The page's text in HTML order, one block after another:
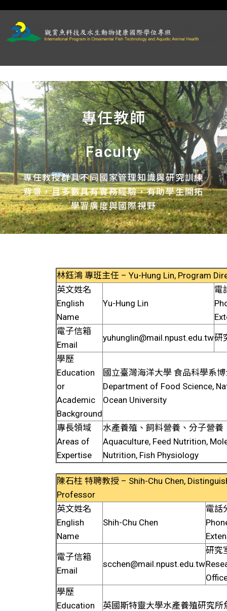
專任教師
Faculty
專任教授群具不同國家管理知識與研究訓練
背景，且多數具有實務經驗，有助學生開拓
學習廣度與國際視野
林鈺鴻 專班主任 – Yu-Hung Lin, Program
英文姓名
English
Name
Yu-Hung Lin
電
電子信箱
Email
yuhunglin@mail.npust.edu.tw研
學歷
Education
or
Academic
Background
國立臺灣海洋大學 食品科學系博
Department of Food Science,
Ocean University
專長領域
Areas of
Expertise
水產養殖、飼料營養、分子營養
Aquaculture, Feed Nutrition,
Nutrition, Fish Physiology
陳石柱 特聘教授 – Shih-Chu Chen,
Professor
英文姓名
English
Name
Shih-Chu Chen
電話
電子信箱
Email
scchen@mail.npust.edu.tw
研究
學歷
Education
英國斯特靈大學水產養殖研究所